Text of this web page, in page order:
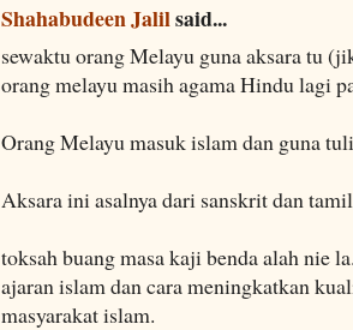
Shahabudeen Jalilsaid...
sewaktu orang Melayu guna aksara tu
orang melayu masih agama Hindu lagi
Orang Melayu masuk islam dan guna
Aksara ini asalnya dari sanskrit dan
toksah buang masa kaji benda alah nie
ajaran islam dan cara meningkatkan
masyarakat islam.